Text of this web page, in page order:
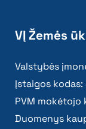
VĮ Žemės
Valstybės
Įstaigos
PVM mokėtojo
Duomenys